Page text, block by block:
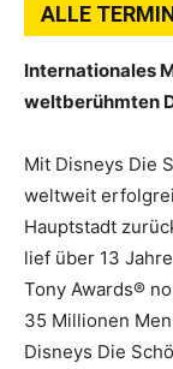
ALLE
Internationales
weltberühmten
Mit Disneys Die
weltweit
Hauptstadt
lief über 13
Tony Awards®
35 Millionen
Disneys Die